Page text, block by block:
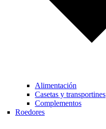
Alimentación
Casetas y transportines
Complementos
Roedores